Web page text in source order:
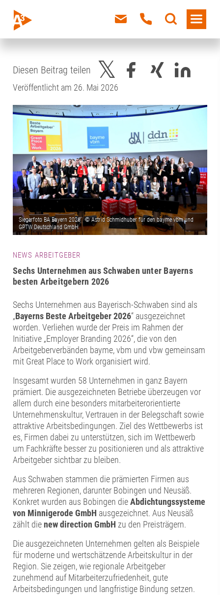
Diesen Beitrag teilen
Veröffentlicht am 26. Mai 2026
NEWS ARBEITGEBER
Sechs Unternehmen aus Schwaben unter Bayerns
besten Arbeitgebern 2026
Sechs Unternehmen aus Bayerisch-Schwaben sind als
„Bayerns Beste Arbeitgeber 2026“ ausgezeichnet
worden. Verliehen wurde der Preis im Rahmen der
Initiative „Employer Branding 2026“, die von den
Arbeitgeberverbänden bayme, vbm und vbw gemeinsam
mit Great Place to Work organisiert wird.
Insgesamt wurden 58 Unternehmen in ganz Bayern
prämiert. Die ausgezeichneten Betriebe überzeugen vor
allem durch eine besonders mitarbeiterorientierte
Unternehmenskultur, Vertrauen in der Belegschaft sowie
attraktive Arbeitsbedingungen. Ziel des Wettbewerbs ist
es, Firmen dabei zu unterstützen, sich im Wettbewerb
um Fachkräfte besser zu positionieren und als attraktive
Arbeitgeber sichtbar zu bleiben.
Aus Schwaben stammen die prämierten Firmen aus
mehreren Regionen, darunter Bobingen und Neusäß.
Konkret wurden aus Bobingen dieAbdichtungssysteme
von Minnigerode GmbH ausgezeichnet. Aus Neusäß
zählt dienew direction GmbH zu den Preisträgern.
Die ausgezeichneten Unternehmen gelten als Beispiele
für moderne und wertschätzende Arbeitskultur in der
Region. Sie zeigen, wie regionale Arbeitgeber
zunehmend auf Mitarbeiterzufriedenheit, gute
Arbeitsbedingungen und langfristige Bindung setzen.